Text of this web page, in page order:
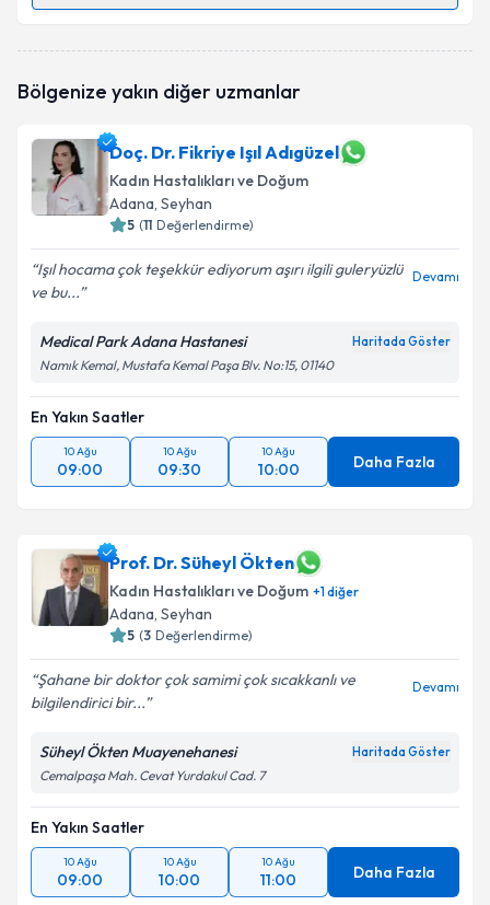
talebi oluşturun. Size bu uzmandan randevu almanız
bilgilendireceğiz.
E-posta Adresiniz
Kişisel verilerimin işlenmesine ilişkinAydınlatma
Metni 'ni okudum ve kişisel verilerimin belirtilen
Takvim Talebini Gönder
Bölgenize yakın diğer uzmanlar
Doç. Dr. Fikriye Işıl Adıgüzel
Kadın Hastalıkları ve Doğum
Adana, Seyhan
5 (11 Değerlendirme)
Işıl hocama çok teşekkür ediyorum aşırı ilgili guleryüzlü
ve bu...
Devamı
Medical Park Adana Hastanesi Haritada Göster
Namık Kemal, Mustafa Kemal Paşa Blv. No:15, 01140
En Yakın Saatler
10 Ağu
09:00
10 Ağu
09:30
10 Ağu
10:00 Daha Fazla
Prof. Dr. Süheyl Ökten
Kadın Hastalıkları ve Doğum +1diğer
Adana, Seyhan
5 (3 Değerlendirme)
Şahane bir doktor çok samimi çok sıcakkanlı ve
bilgilendirici bir...
Devamı
Süheyl Ökten Muayenehanesi Haritada Göster
Cemalpaşa Mah. Cevat Yurdakul Cad. 7
En Yakın Saatler
10 Ağu
09:00
10 Ağu
10:00
10 Ağu
11:00 Daha Fazla